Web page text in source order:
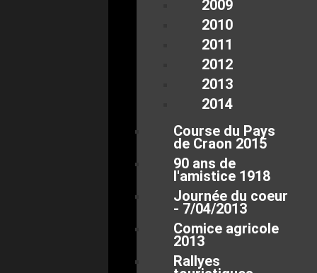
2009
2010
2011
2012
2013
2014
Course du Pays
de Craon 2015
90 ans de
l'amistice 1918
Journée du coeur
- 7/04/2013
Comice agricole
2013
Rallyes